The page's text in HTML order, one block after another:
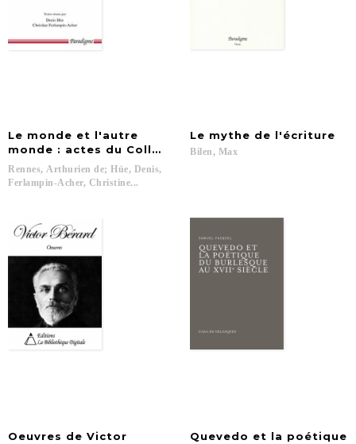
Le monde et l'autre
monde : actes du Colloque arthurien de Rennes (8-9
Rennes, Arthurien de; Hüe, Denis,
Ferlampin-Acher, Christine...
Le mythe de l'écriture
Bilen, Max
Oeuvres de Victor
Quevedo et la poétique